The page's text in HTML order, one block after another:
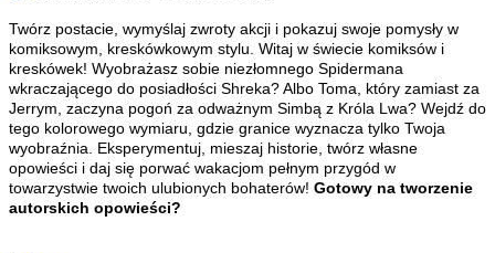
Twórz postacie, wymyślaj zwroty akcji i pokazuj swoje pomysły w
komiksowym, kreskówkowym stylu. Witaj w świecie komiksów i
kreskówek! Wyobrażasz sobie niezłomnego Spidermana
wkraczającego do posiadłości Shreka? Albo Toma, który zamiast za
Jerrym, zaczyna pogoń za odważnym Simbą z Króla Lwa? Wejdź do
tego kolorowego wymiaru, gdzie granice wyznacza tylko Twoja
wyobraźnia. Eksperymentuj, mieszaj historie, twórz własne
opowieści i daj się porwać wakacjom pełnym przygód w
towarzystwie twoich ulubionych bohaterów! Gotowy na tworzenie
autorskich opowieści?